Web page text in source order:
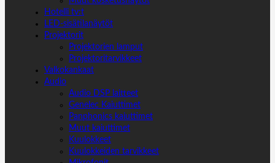
Hotelli tv:t
LED-sisätilanäytöt
Projektorit
Projektorien lamput
Projektoritarvikkeet
Valkokankaat
Audio
Audio DSP laitteet
Genelec Kaiuttimet
Panphonics kaiuttimet
Muut kaiuttimet
Kuulokkeet
Kuulokkeiden tarvikkeet